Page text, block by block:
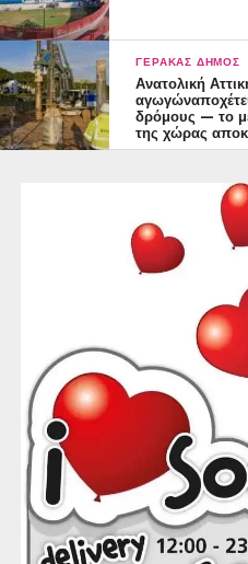
ΓΈΡΑΚΑΣ ΔΉΜΟΣ
Ανατολική
δρόμους — το
της χώρας